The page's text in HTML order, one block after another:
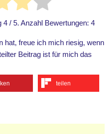
4/ 5. Anzahl Bewertungen: 4
hat, freue ich mich riesig, wenn
Beitrag ist für mich das
teilen